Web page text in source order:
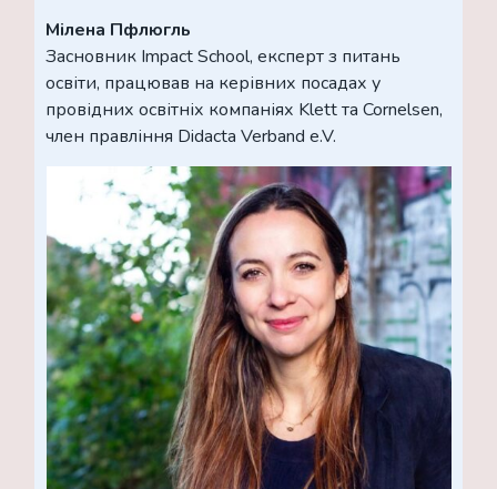
Мілена Пфлюгль
Засновник Impact School, експерт з питань
освіти, працював на керівних посадах у
провідних освітніх компаніях Klett та Cornelsen,
член правління Didacta Verband e.V.